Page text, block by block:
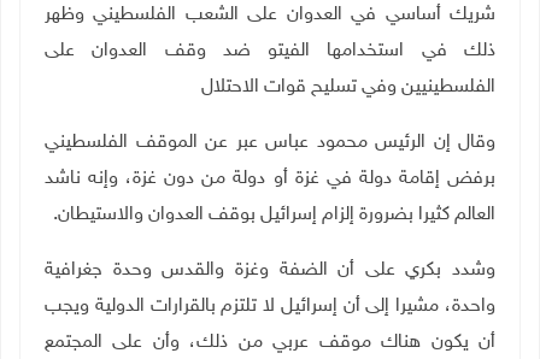
شريك أساسي في العدوان على الشعب الفلسطيني وظهر
ذلك في استخدامها الفيتو ضد وقف العدوان على
الفلسطينيين وفي تسليح قوات الاحتلال
وقال إن الرئيس محمود عباس عبر عن الموقف الفلسطيني
برفض إقامة دولة في غزة أو دولة من دون غزة، وإنه ناشد
العالم كثيرا بضرورة إلزام إسرائيل بوقف العدوان والاستيطان.
وشدد بكري على أن الضفة وغزة والقدس وحدة جغرافية
واحدة، مشيرا إلى أن إسرائيل لا تلتزم بالقرارات الدولية ويجب
أن يكون هناك موقف عربي من ذلك، وأن على المجتمع